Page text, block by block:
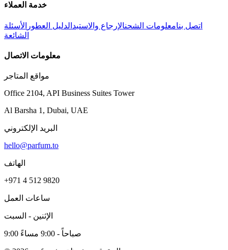
خدمة العملاء
اتصل بنامعلومات الشحنالإرجاع والاستبدالدليل العطور الأسئلة
الشائعة
معلومات الاتصال
مواقع المتاجر
Office 2104, API Business Suites Tower
Al Barsha 1, Dubai, UAE
البريد الإلكتروني
hello@parfum.to
الهاتف
+971 4 512 9820
ساعات العمل
الإثنين - السبت
9:00 صباحاً - 9:00 مساءً